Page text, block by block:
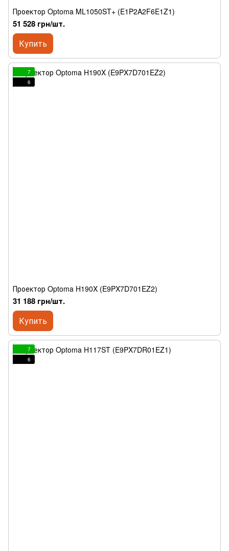
Проектор Optoma ML1050ST+ (E1P2A2F6E1Z1)
51 528 грн/шт.
Купить
7
6
Проектор Optoma H190X (E9PX7D701EZ2)
31 188 грн/шт.
Купить
7
6